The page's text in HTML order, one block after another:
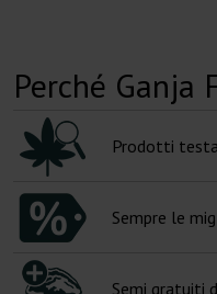
Perché Ganja
Prodotti
Sempre le
Semi gratuiti